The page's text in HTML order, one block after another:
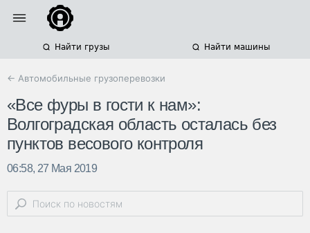
Найти грузы Найти машины
← Автомобильные грузоперевозки
«Все фуры в гости к нам»:
Волгоградская область осталась без
пунктов весового контроля
06:58, 27 Мая 2019